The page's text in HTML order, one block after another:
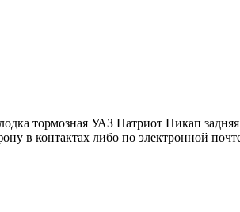
тормозная УАЗ Патриот Пикап
в контактах либо по электронной